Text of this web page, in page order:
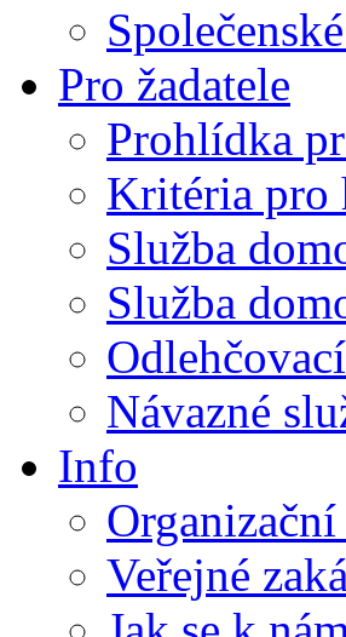
Pro žadatele
Prohlídka
Kritéria pro
Služba
Služba
Návazné
Info
Organizační
Veřejné